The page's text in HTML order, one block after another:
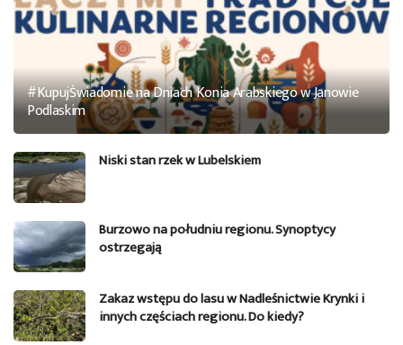
#KupujŚwiadomie na Dniach Konia Arabskiego w Janowie
Podlaskim
Niski stan rzek w Lubelskiem
Burzowo na południu regionu. Synoptycy
ostrzegają
Zakaz wstępu do lasu w Nadleśnictwie Krynki i
innych częściach regionu. Do kiedy?